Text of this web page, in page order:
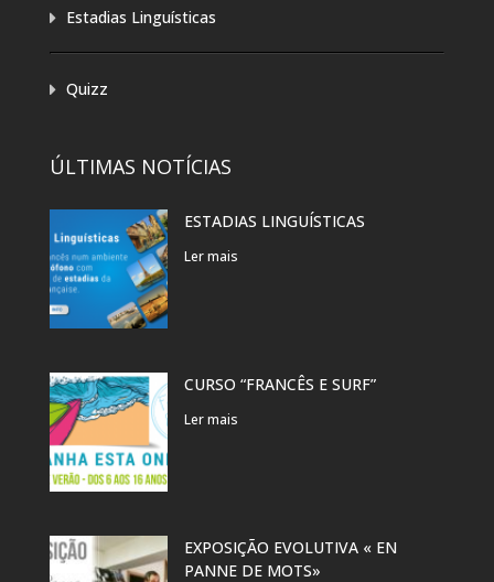
Estadias Linguísticas
Quizz
ÚLTIMAS NOTÍCIAS
ESTADIAS LINGUÍSTICAS
Ler mais
CURSO “FRANCÊS E SURF”
Ler mais
EXPOSIÇÃO EVOLUTIVA « EN
PANNE DE MOTS»